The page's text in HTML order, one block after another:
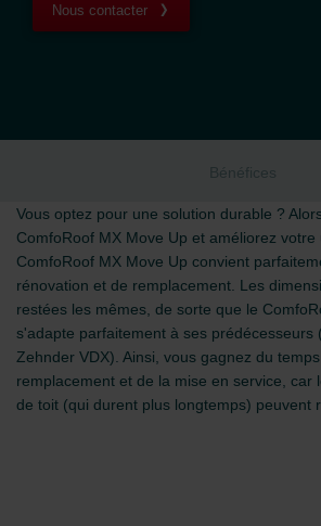
Nous contacter
Bénéfices
Vous optez pour une solution durable ?
ComfoRoof MX Move Up et améliorez votre
ComfoRoof MX Move Up convient
rénovation et de remplacement. Les
restées les mêmes, de sorte que le
s'adapte parfaitement à ses prédécesseurs
Zehnder VDX). Ainsi, vous gagnez du
remplacement et de la mise en service, car
de toit (qui durent plus longtemps) peuvent